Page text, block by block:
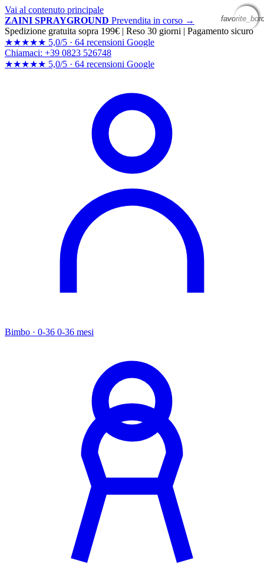
Vai al contenuto principale
ZAINI SPRAYGROUND Prevendita in corso →
Spedizione gratuita sopra 199€ | Reso 30 giorni | Pagamento sicuro
★★★★★ 5,0/5 · 64 recensioni Google
Chiamaci: +39 0823 526748
★★★★★ 5,0/5 · 64 recensioni Google
Bimbo · 0-36 0-36 mesi